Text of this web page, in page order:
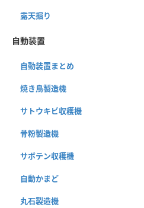
露天掘り
自動装置
自動装置まとめ
焼き鳥製造機
サトウキビ収穫機
骨粉製造機
サボテン収穫機
自動かまど
丸石製造機